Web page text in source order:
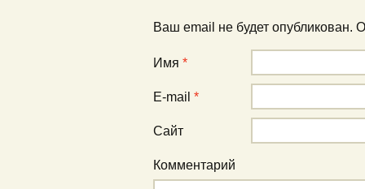
Ваш email не будет опубликован.
Имя *
E-mail *
Сайт
Комментарий